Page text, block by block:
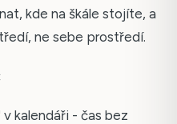
kde na škále stojíte, a
ne sebe prostředí.
v kalendáři - čas bez